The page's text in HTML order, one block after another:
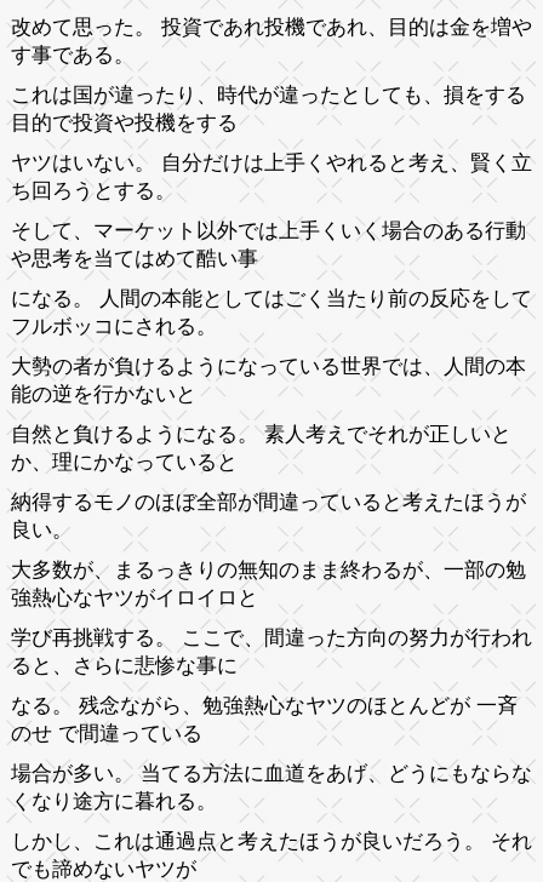
改めて思った。 投資であれ投機であれ、目的は金を増や
す事である。
これは国が違ったり、時代が違ったとしても、損をする
目的で投資や投機をする
ヤツはいない。 自分だけは上手くやれると考え、賢く立
ち回ろうとする。
そして、マーケット以外では上手くいく場合のある行動
や思考を当てはめて酷い事
になる。 人間の本能としてはごく当たり前の反応をして
フルボッコにされる。
大勢の者が負けるようになっている世界では、人間の本
能の逆を行かないと
自然と負けるようになる。 素人考えでそれが正しいと
か、理にかなっていると
納得するモノのほぼ全部が間違っていると考えたほうが
良い。
大多数が、まるっきりの無知のまま終わるが、一部の勉
強熱心なヤツがイロイロと
学び再挑戦する。 ここで、間違った方向の努力が行われ
ると、さらに悲惨な事に
なる。 残念ながら、勉強熱心なヤツのほとんどが 一斉
のせ で間違っている
場合が多い。 当てる方法に血道をあげ、どうにもならな
くなり途方に暮れる。
しかし、これは通過点と考えたほうが良いだろう。 それ
でも諦めないヤツが